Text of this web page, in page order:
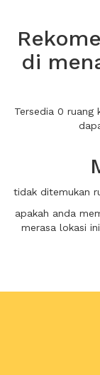
di
Tersedia 0 ruang
tidak ditemukan
apakah anda
merasa lokasi